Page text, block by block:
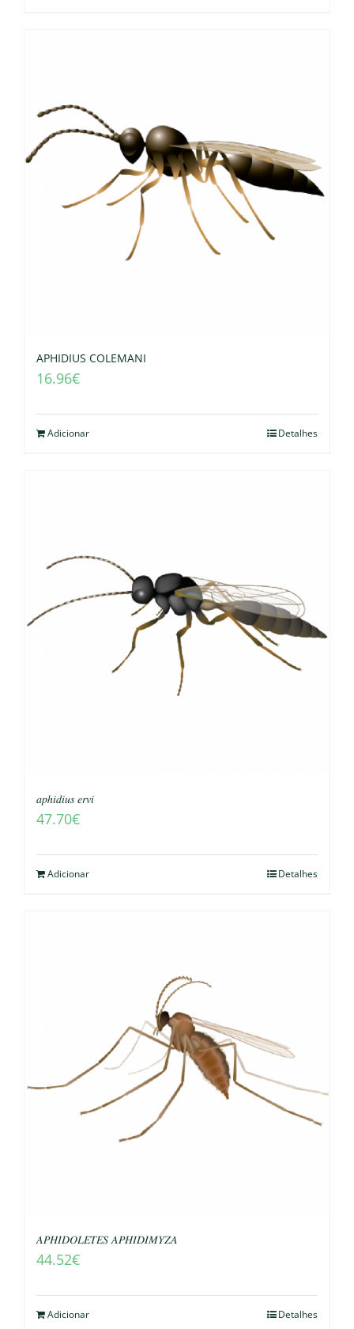
APHIDIUS COLEMANI
16.96€
Adicionar Detalhes
𝑎𝑝ℎ𝑖𝑑𝑖𝑢𝑠 𝑒𝑟𝑣𝑖
47.70€
Adicionar Detalhes
𝐴𝑃𝐻𝐼𝐷𝑂𝐿𝐸𝑇𝐸𝑆 𝐴𝑃𝐻𝐼𝐷𝐼𝑀𝑌𝑍𝐴
44.52€
Adicionar Detalhes